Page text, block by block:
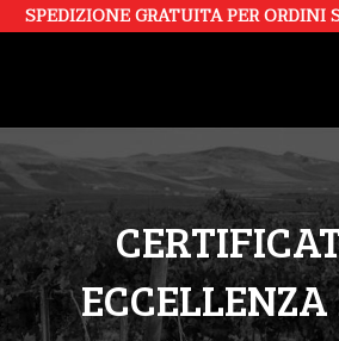
SPEDIZIONE GRATUITA PER ORDINI